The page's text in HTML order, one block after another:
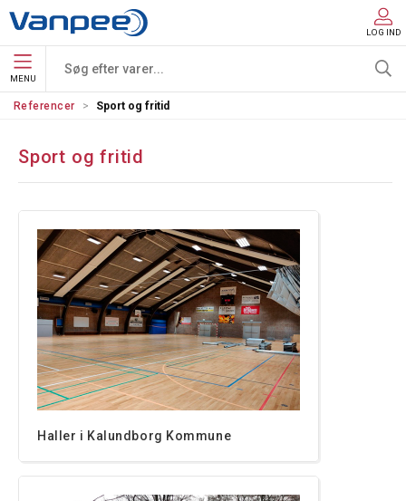
LOG IND
MENU
Referencer Sport og fritid
Sport og fritid
Haller i Kalundborg Kommune